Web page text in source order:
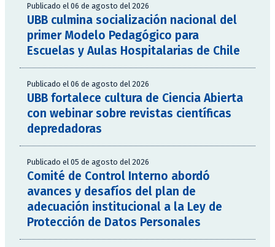
Publicado el 06 de agosto del 2026
UBB culmina socialización nacional del
primer Modelo Pedagógico para
Escuelas y Aulas Hospitalarias de Chile
Publicado el 06 de agosto del 2026
UBB fortalece cultura de Ciencia Abierta
con webinar sobre revistas científicas
depredadoras
Publicado el 05 de agosto del 2026
Comité de Control Interno abordó
avances y desafíos del plan de
adecuación institucional a la Ley de
Protección de Datos Personales